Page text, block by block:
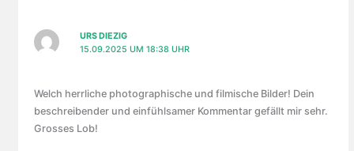
URS DIEZIG
15.09.2025 UM 18:38 UHR
Welch herrliche photographische und filmische Bilder! Dein
beschreibender und einfühlsamer Kommentar gefällt mir sehr.
Grosses Lob!